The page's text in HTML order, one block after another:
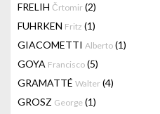
FRELIH Črtomir (2)
FUHRKEN Fritz (1)
GIACOMETTI Alberto (1)
GOYA Francisco (5)
GRAMATTÉ Walter (4)
GROSZ George (1)